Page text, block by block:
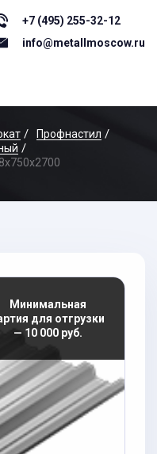
+7 (495) 255-32-12
info@metallmoscow.ru
Профнастил
Минимальная
для отгрузки
— 10 000 руб.